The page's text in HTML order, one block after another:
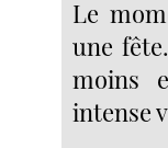
Le
une
moins
intense